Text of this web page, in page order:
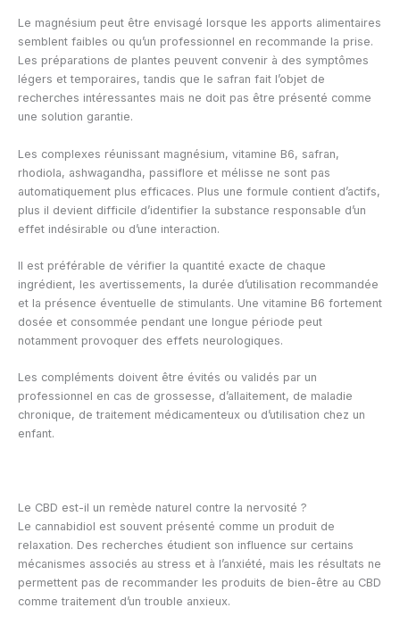
Le magnésium peut être envisagé lorsque les apports alimentaires
semblent faibles ou qu’un professionnel en recommande la prise.
Les préparations de plantes peuvent convenir à des symptômes
légers et temporaires, tandis que le safran fait l’objet de
recherches intéressantes mais ne doit pas être présenté comme
une solution garantie.
Les complexes réunissant magnésium, vitamine B6, safran,
rhodiola, ashwagandha, passiflore et mélisse ne sont pas
automatiquement plus efficaces. Plus une formule contient d’actifs,
plus il devient difficile d’identifier la substance responsable d’un
effet indésirable ou d’une interaction.
Il est préférable de vérifier la quantité exacte de chaque
ingrédient, les avertissements, la durée d’utilisation recommandée
et la présence éventuelle de stimulants. Une vitamine B6 fortement
dosée et consommée pendant une longue période peut
notamment provoquer des effets neurologiques.
Les compléments doivent être évités ou validés par un
professionnel en cas de grossesse, d’allaitement, de maladie
chronique, de traitement médicamenteux ou d’utilisation chez un
enfant.
Le CBD est-il un remède naturel contre la nervosité ?
Le cannabidiol est souvent présenté comme un produit de
relaxation. Des recherches étudient son influence sur certains
mécanismes associés au stress et à l’anxiété, mais les résultats ne
permettent pas de recommander les produits de bien-être au CBD
comme traitement d’un trouble anxieux.